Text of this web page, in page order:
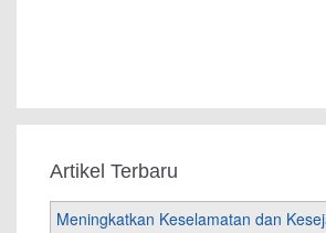
Artikel Terbaru
Meningkatkan Keselamatan dan